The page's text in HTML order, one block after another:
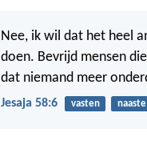
Nee, ik wil dat het heel
doen. Bevrijd mensen
dat niemand meer
Jesaja 58:6 vasten naaste